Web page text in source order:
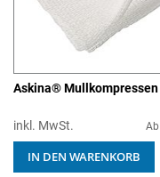
Askina® Mullkompressen
inkl. MwSt. Ab
IN DEN WARENKORB